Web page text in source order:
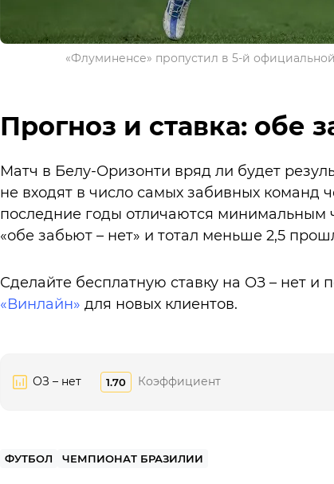
«Флуминенсе» пропустил в 5-й
Прогноз и ставка: обе
Матч в Белу-Оризонти вряд ли будет
не входят в число самых забивных команд
последние годы отличаются минимальным
«обе забьют – нет» и тотал меньше 2,5
Сделайте бесплатную ставку на ОЗ – нет и
«Винлайн» для новых клиентов.
ОЗ – нет 1.70 Коэффициент
ФУТБОЛ ЧЕМПИОНАТ БРАЗИЛИИ